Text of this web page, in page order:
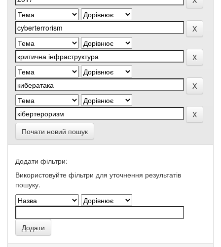
Почати новий пошук
Додати фільтри:
Використовуйте фільтри для уточнення результатів
пошуку.